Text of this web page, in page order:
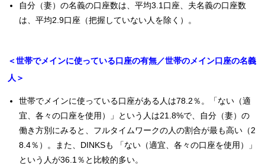
自分（妻）の名義の口座数は、平均3.1口座、夫名義の口座数
は、平均2.9口座（把握していない人を除く）。
＜世帯でメインに使っている口座の有無／世帯のメイン口座の名義
人＞
世帯でメインに使っている口座がある人は78.2％。「ない（適
宜、各々の口座を使用）」という人は21.8%で、自分（妻）の
働き方別にみると、フルタイムワークの人の割合が最も高い（2
8.4％）。また、DINKSも 「ない（適宜、各々の口座を使用）」
という人が36.1％と比較的多い。